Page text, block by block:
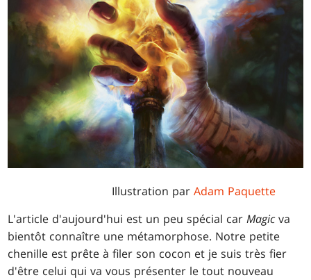
Illustration par Adam Paquette
L'article d'aujourd'hui est un peu spécial carMagic va
bientôt connaître une métamorphose. Notre petite
chenille est prête à filer son cocon et je suis très fier
d'être celui qui va vous présenter le tout nouveau